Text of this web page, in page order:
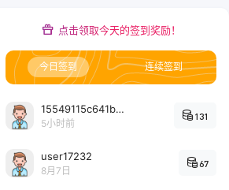
点击领取今天的签到奖励！
今日签到 连续签到
15549115c641bc6524e64d1d800349ec7396
5小时前
131
user17232
8月7日
67